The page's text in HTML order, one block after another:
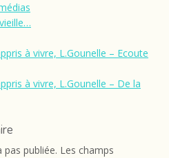
à vivre, L.Gounelle – Ecoute
à vivre, L.Gounelle – De la
pas publiée. Les champs